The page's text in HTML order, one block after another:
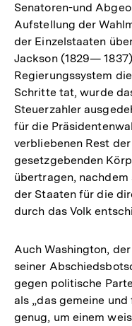
Senatoren-und
Aufstellung der
der Einzelstaaten
Jackson (1829—
Regierungssystem
Schritte tat, wurde
Steuerzahler
für die
verbliebenen Rest
gesetzgebenden
übertragen, nachdem
der Staaten für die
durch das Volk
Auch Washington,
seiner
gegen politische
als „das gemeine
genug, um einem